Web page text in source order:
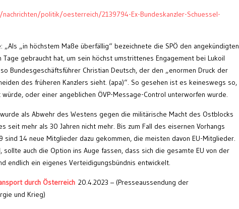
politik/oesterreich/2139794-Ex-Bundeskanzler-Schuessel-
„in höchstem Maße überfällig“ bezeichnete die SPÖ den angekündigten
Tage gebraucht hat, um sein höchst umstrittenes Engagement bei Lukoil
Bundesgeschäftsführer Christian Deutsch, der den „enormen Druck der
des früheren Kanzlers sieht. (apa)“. So gesehen ist es keineswegs so,
oder einer angeblichen ÖVP-Message-Control unterworfen wurde.
wurde als Abwehr des Westens gegen die militärische Macht des Ostblocks
seit mehr als 30 Jahren nicht mehr. Bis zum Fall des eisernen Vorhangs
14 neue Mitglieder dazu gekommen, die meisten davon EU-Mitglieder.
auch die Option ins Auge fassen, dass sich die gesamte EU von der
endlich ein eigenes Verteidigungsbündnis entwickelt.
durch Österreich 20.4.2023 – (Presseaussendung der
und Krieg)